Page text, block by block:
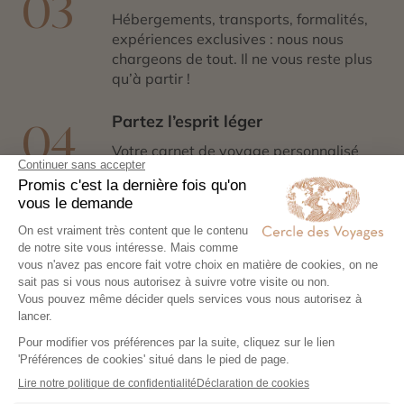
d’apprendre les secrets de cet écosystème fragile. Loin
de tout, vous vivez une reconnexion profonde avec
Hébergements, transports, formalités,
expériences exclusives : nous nous
chargeons de tout. Il ne vous reste plus
qu’à partir !
04 Partez l’esprit léger
Votre carnet de voyage personnalisé
contient les informations essentielles.
Sur place, notre conciergerie reste
disponible 24/7
Demander un devis
Destinations à proximité de